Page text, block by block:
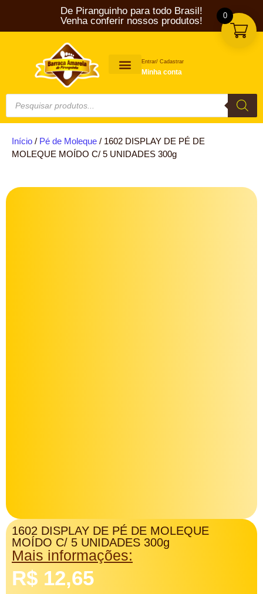
De Piranguinho para todo Brasil!
Venha conferir nossos produtos!
Entrar/ Cadastrar
Minha conta
Início / Pé de Moleque / 1602 DISPLAY DE PÉ DE
MOLEQUE MOÍDO C/ 5 UNIDADES 300g
1602 DISPLAY DE PÉ DE MOLEQUE
MOÍDO C/ 5 UNIDADES 300g
Mais informações:
R$ 12,65
0